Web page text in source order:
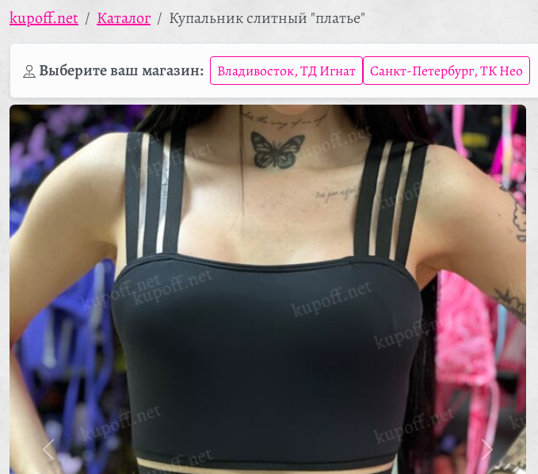
kupoff.net Каталог Купальник слитный "платье"
Выберите ваш магазин: Владивосток, ТД Игнат Санкт-Петербург, ТК Нео